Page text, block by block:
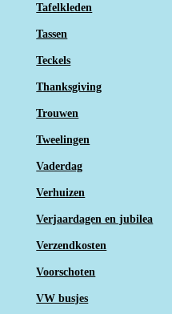
Tafelkleden
Tassen
Teckels
Thanksgiving
Trouwen
Tweelingen
Vaderdag
Verhuizen
Verjaardagen en jubilea
Verzendkosten
Voorschoten
VW busjes